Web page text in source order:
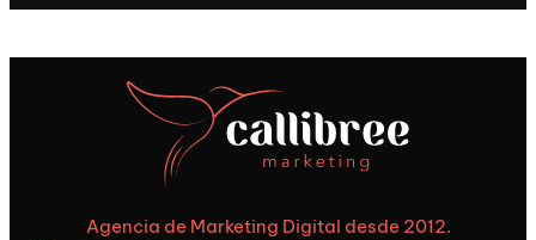
Agencia de Marketing Digital desde 2012.